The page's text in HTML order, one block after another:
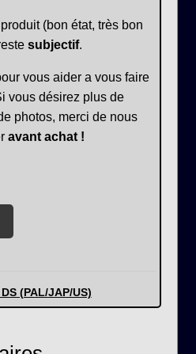
(bon état, très bon
subjectif.
vous aider a vous faire
vous désirez plus de
photos, merci de nous
avant achat !
(PAL/JAP/US)